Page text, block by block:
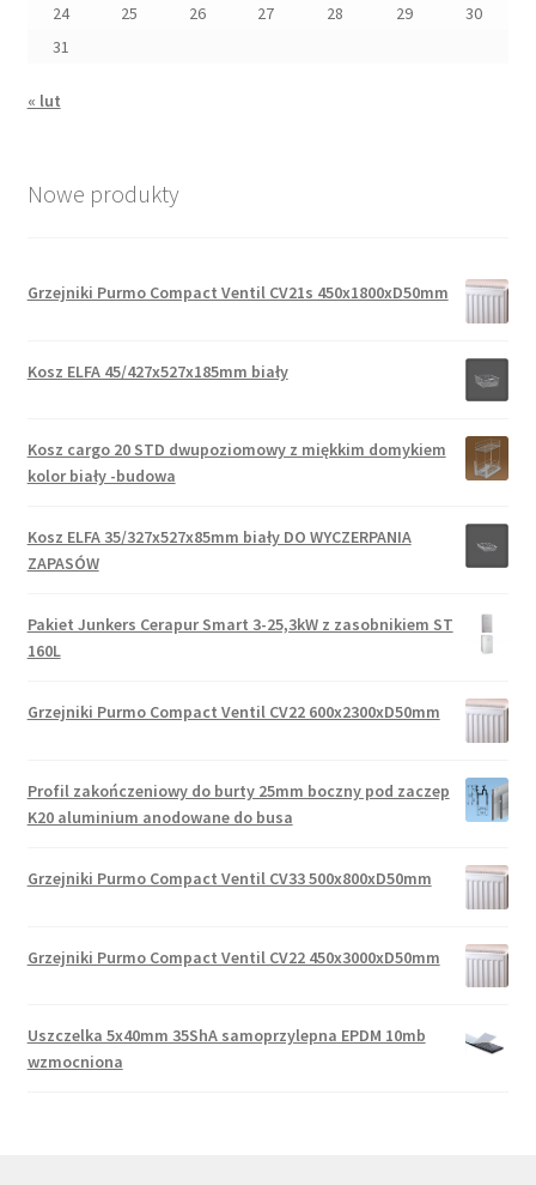
24
25 26 27 28 29
30
31
« lut
Nowe produkty
Grzejniki Purmo Compact Ventil CV21s 450x1800xD50mm
Kosz ELFA 45/427x527x185mm biały
Kosz cargo 20 STD dwupoziomowy z miękkim domykiem
kolor biały -budowa
Kosz ELFA 35/327x527x85mm biały DO WYCZERPANIA
ZAPASÓW
Pakiet Junkers Cerapur Smart 3-25,3kW z zasobnikiem ST
160L
Grzejniki Purmo Compact Ventil CV22 600x2300xD50mm
Profil zakończeniowy do burty 25mm boczny pod zaczep
K20 aluminium anodowane do busa
Grzejniki Purmo Compact Ventil CV33 500x800xD50mm
Grzejniki Purmo Compact Ventil CV22 450x3000xD50mm
Uszczelka 5x40mm 35ShA samoprzylepna EPDM 10mb
wzmocniona